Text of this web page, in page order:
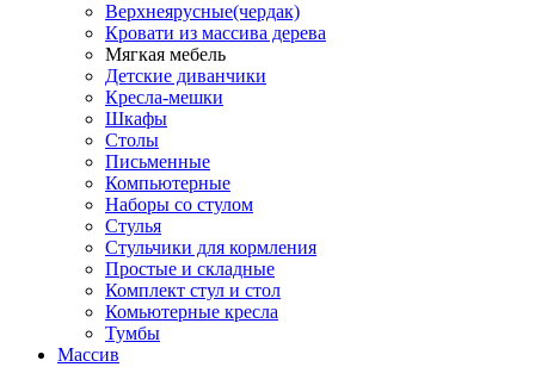
Верхнеярусные(чердак)
Кровати из массива дерева
Мягкая мебель
Детские диванчики
Кресла-мешки
Шкафы
Столы
Письменные
Компьютерные
Наборы со стулом
Стулья
Стульчики для кормления
Простые и складные
Комплект стул и стол
Комьютерные кресла
Тумбы
Массив